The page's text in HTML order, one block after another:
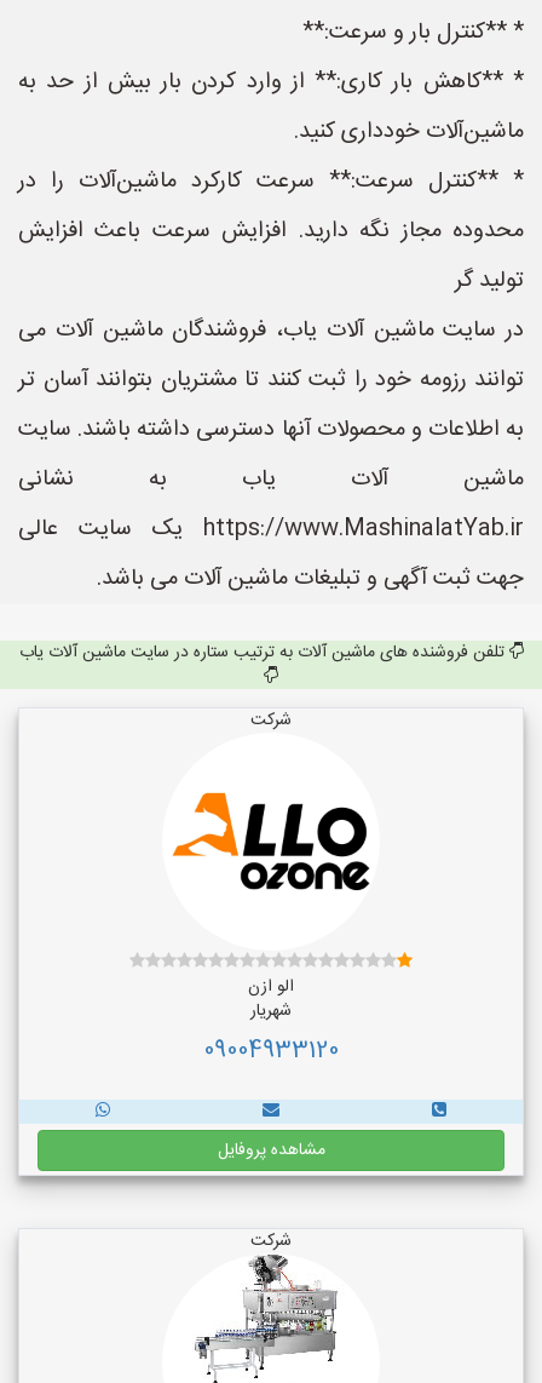
* **کنترل بار و سرعت:**
* **کاهش بار کاری:** از وارد کردن بار بیش از حد به
ماشین‌آلات خودداری کنید.
* **کنترل سرعت:** سرعت کارکرد ماشین‌آلات را در
محدوده مجاز نگه دارید. افزایش سرعت باعث افزایش
تولید گر
در سایت ماشین آلات یاب، فروشندگان ماشین آلات می
توانند رزومه خود را ثبت کنند تا مشتریان بتوانند آسان تر
به اطلاعات و محصولات آنها دسترسی داشته باشند. سایت
ماشین آلات یاب به نشانی
https://www.MashinalatYab.ir یک سایت عالی
جهت ثبت آگهی و تبلیغات ماشین آلات می باشد.
تلفن فروشنده های ماشین آلات به ترتیب ستاره در سایت ماشین آلات یاب
شرکت
الو ازن
شهریار
09004933120
مشاهده پروفایل
شرکت